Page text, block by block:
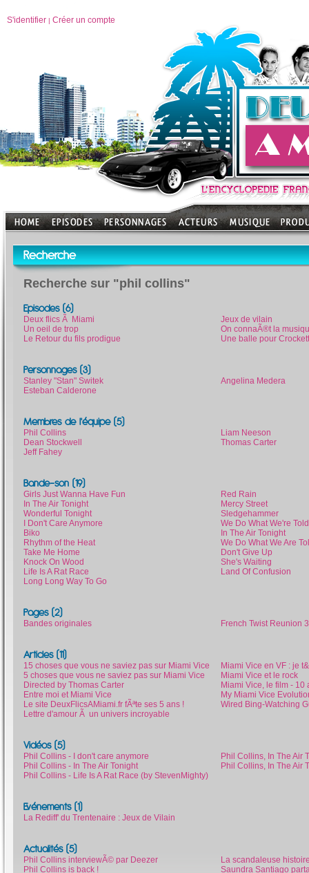
S'identifier | Créer un compte
Recherche
Recherche sur "phil collins"
Episodes (6)
Deux flics Ã Miami
Un oeil de trop
Le Retour du fils prodigue
Jeux de vilain
On connaÃ®t la
Une balle pour Crockett
Personnages (3)
Stanley "Stan" Switek
Esteban Calderone
Angelina Medera
Membres de l'équipe (5)
Phil Collins
Dean Stockwell
Jeff Fahey
Liam Neeson
Thomas Carter
Bande-son (19)
Girls Just Wanna Have Fun
In The Air Tonight
Wonderful Tonight
I Don't Care Anymore
Biko
Rhythm of the Heat
Take Me Home
Knock On Wood
Life Is A Rat Race
Long Long Way To Go
Red Rain
Mercy Street
Sledgehammer
We Do What We're Told
In The Air Tonight
We Do What We Are
Don't Give Up
She's Waiting
Land Of Confusion
Pages (2)
Bandes originales French Twist Reunion
Articles (11)
15 choses que vous ne saviez pas sur Miami Vice
5 choses que vous ne saviez pas sur Miami Vice
Directed by Thomas Carter
Entre moi et Miami Vice
Le site DeuxFlicsAMiami.fr fÃªte ses 5 ans !
Lettre d'amour Ã un univers incroyable
Miami Vice en VF : je
Miami Vice et le rock
Miami Vice, le film -
My Miami Vice
Wired Bing-Watching
Vidéos (5)
Phil Collins - I don't care anymore
Phil Collins - In The Air Tonight
Phil Collins - Life Is A Rat Race (by StevenMighty)
Phil Collins, In The Air
Phil Collins, In The Air
Evénements (1)
La Rediff' du Trentenaire : Jeux de Vilain
Actualités (5)
Phil Collins interviewÃ© par Deezer
Phil Collins is back !
La scandaleuse
Saundra Santiago